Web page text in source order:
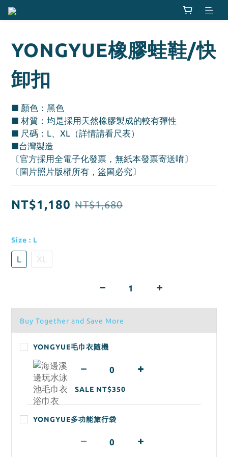
YONGYUE橡膠蛙鞋/快
卸扣
■ 顏色：黑色
■ 材質：均是採用天然橡膠製成的較有彈性
■ 尺碼：L、XL（詳情請看尺表）
■台灣製造
〔官方採用全電子化發票，無紙本發票寄送唷〕
〔圖片照片版權所有，盜圖必究〕
NT$1,180 NT$1,680
Size : L
L XL
Buy Together and Save More
YONGYUE毛巾衣隨機
SALE NT$350
YONGYUE多功能旅行袋